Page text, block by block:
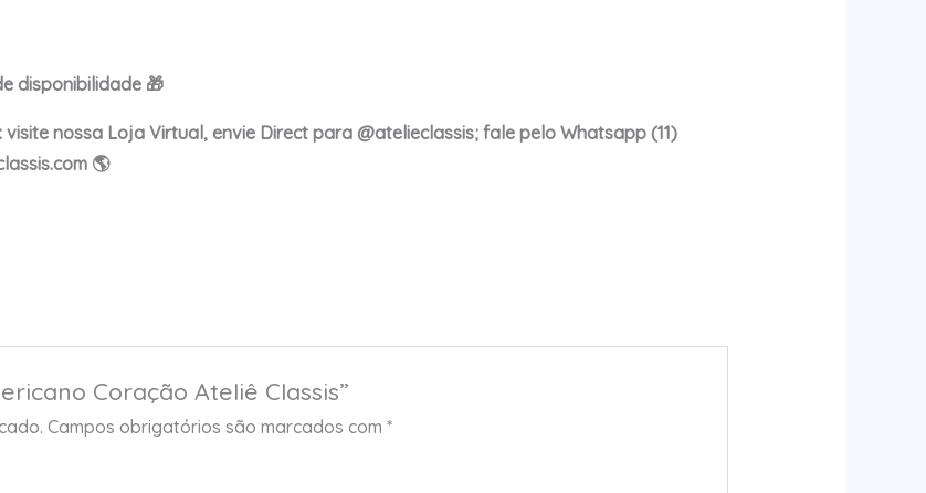
disponibilidade 🎁
nossa Loja Virtual, envie Direct para @atelieclassis; fale pelo Whatsapp (11)
🌎
Coração Ateliê Classis”
Campos obrigatórios são marcados com*